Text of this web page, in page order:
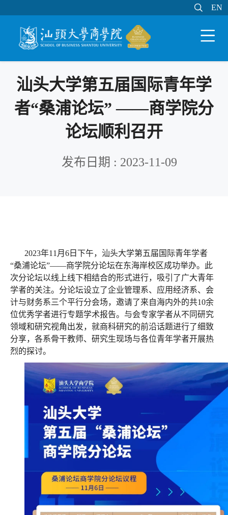
 EN
 EN

汕头大学第五届国际青年学
者“桑浦论坛” ——商学院分
论坛顺利召开
发布日期 : 2023-11-09
2023年11月6日下午，汕头大学第五届国际青年学者
“桑浦论坛”——商学院分论坛在东海岸校区成功举办。此
次分论坛以线上线下相结合的形式进行，吸引了广大青年
学者的关注。分论坛设立了企业管理系、应用经济系、会
计与财务系三个平行分会场，邀请了来自海内外的共10余
位优秀学者进行专题学术报告。与会专家学者从不同研究
领域和研究视角出发，就商科研究的前沿话题进行了细致
分享，各系骨干教师、研究生现场与各位青年学者开展热
烈的探讨。